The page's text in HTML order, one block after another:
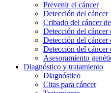
Prevenir el cáncer
Detección del cáncer
Cribado del cáncer
Detección del cáncer
Detección del cáncer
Detección del cáncer
Asesoramiento
Diagnóstico y tratamiento
Diagnóstico
Citas para cáncer